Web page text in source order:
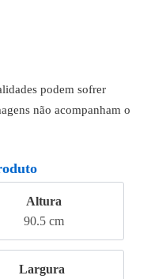
podem sofrer
não acompanham o
Altura
90.5 cm
Largura